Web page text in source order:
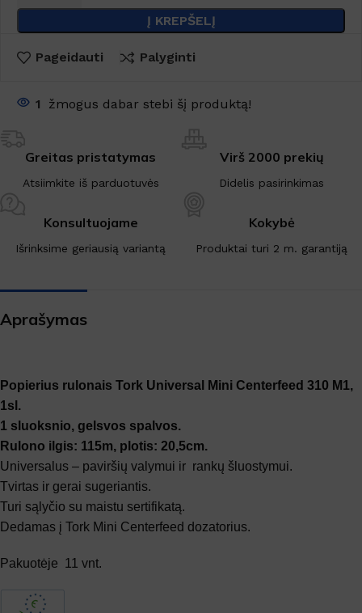
Į KREPŠELĮ
Pageidauti Palyginti
1 žmogus dabar stebi šį produktą!
Greitas pristatymas
Atsiimkite iš parduotuvės
Virš 2000 prekių
Didelis pasirinkimas
Konsultuojame
Išrinksime geriausią variantą
Kokybė
Produktai turi 2 m. garantiją
Aprašymas
Popierius rulonais Tork Universal Mini Centerfeed 310 M1,
1sl.
1 sluoksnio, gelsvos spalvos.
Rulono ilgis: 115m, plotis: 20,5cm.
Universalus – paviršių valymui ir rankų šluostymui.
Tvirtas ir gerai sugeriantis.
Turi sąlyčio su maistu sertifikatą.
Dedamas į Tork Mini Centerfeed dozatorius.
Pakuotėje 11 vnt.